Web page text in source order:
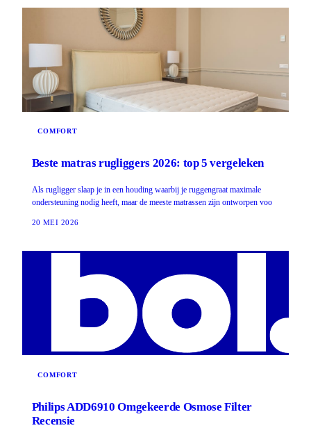
COMFORT
Beste matras rugliggers 2026: top 5 vergeleken
Als rugligger slaap je in een houding waarbij je ruggengraat maximale
ondersteuning nodig heeft, maar de meeste matrassen zijn ontworpen voo
20 MEI 2026
COMFORT
Philips ADD6910 Omgekeerde Osmose Filter
Recensie